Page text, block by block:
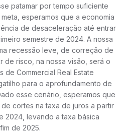
patamar por tempo suficiente
esperamos que a economia
de desaceleração até entrar
semestre de 2024. A nossa
recessão leve, de correção de
de risco, na nossa visão, será o
de Commercial Real Estate
para o aprofundamento de
esse cenário, esperamos que
cortes na taxa de juros a partir
2024, levando a taxa básica
de 2025.